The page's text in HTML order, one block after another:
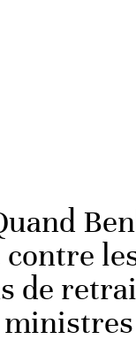
contre
de
ministres